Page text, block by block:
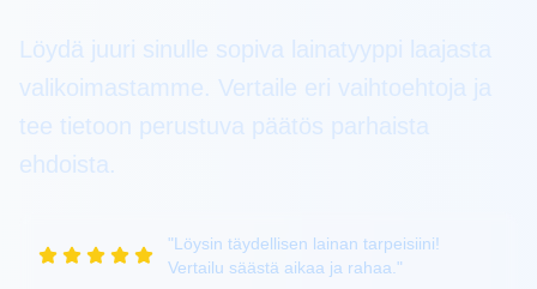
Löydä juuri sinulle sopiva lainatyyppi laajasta
valikoimastamme. Vertaile eri vaihtoehtoja ja
tee tietoon perustuva päätös parhaista
ehdoista.
"Löysin täydellisen lainan tarpeisiini!
Vertailu säästä aikaa ja rahaa. "